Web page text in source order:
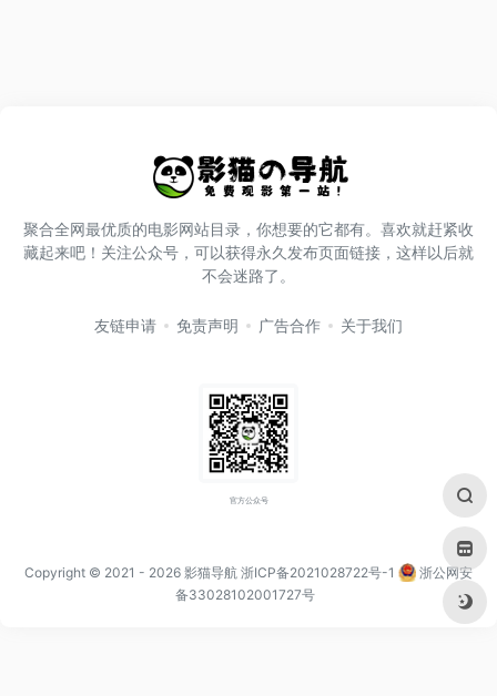
聚合全网最优质的电影网站目录，你想要的它都有。喜欢就赶紧收
藏起来吧！关注公众号，可以获得永久发布页面链接，这样以后就
不会迷路了。
友链申请 免责声明 广告合作 关于我们
官方公众号
Copyright © 2021 - 2026 影猫导航 浙ICP备2021028722号-1
浙公网安
备33028102001727号